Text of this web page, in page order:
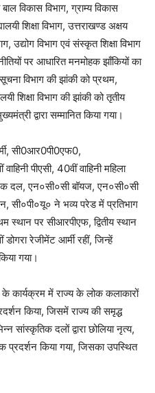
विकास विभाग, ग्राम्य विकास
शिक्षा विभाग, उत्तराखण्ड अक्षय
उद्योग विभाग एवं संस्कृत शिक्षा विभाग
पर आधारित मनमोहक झाँकियों का
विभाग की झांकी को प्रथम,
शिक्षा विभाग की झांकी को तृतीय
द्वारा सम्मानित किया गया।
सी0आर0पी0एफ0,
पीएसी, 40वीं वाहिनी महिला
दल, एन०सी०सी बॉयज, एन०सी०सी
सी०पी०यू० ने भव्य परेड में प्रतिभाग
स्थान पर सीआरपीएफ, द्वितीय स्थान
रेजीमेंट आर्मी रहीं, जिन्हें
गया।
कार्यक्रम में राज्य के लोक कलाकारों
किया, जिसमें राज्य की समृद्ध
दलों द्वारा छोलिया नृत्य,
प्रदर्शन किया गया, जिसका उपस्थित